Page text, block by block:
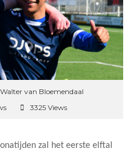
Walter van Bloemendaal
3325 Views
zal het eerste elftal